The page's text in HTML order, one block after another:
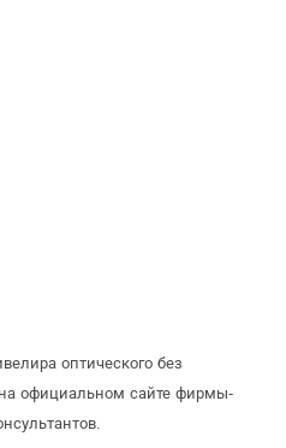
оптического без
официальном сайте фирмы-